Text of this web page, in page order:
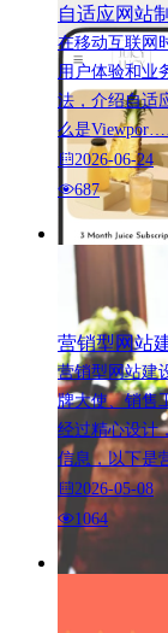
自适应网站
在移动互联网
用户体验和业
法，介绍自适
么是
2026-06-24
687
营销型网站
营销型网站建
牌大使、销售
经过精心设计
信息，以下
2026-05-08
1064